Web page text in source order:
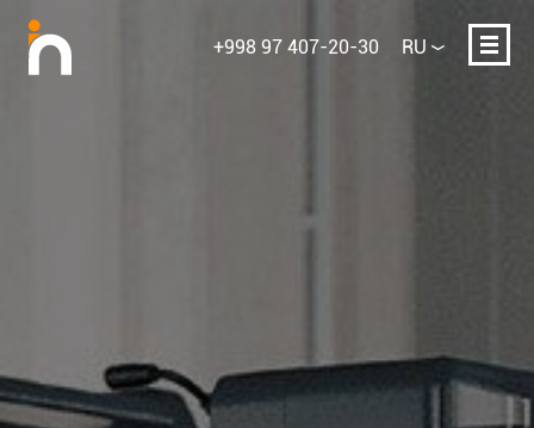
+998 97 407-20-30 RU
E-mail или телефон